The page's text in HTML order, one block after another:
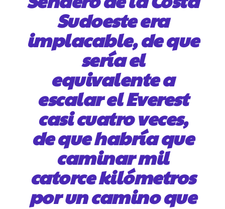
Sudoeste era
implacable, de que
sería el
equivalente a
escalar el Everest
casi cuatro veces,
de que habría que
caminar mil
catorce kilómetros
por un camino que